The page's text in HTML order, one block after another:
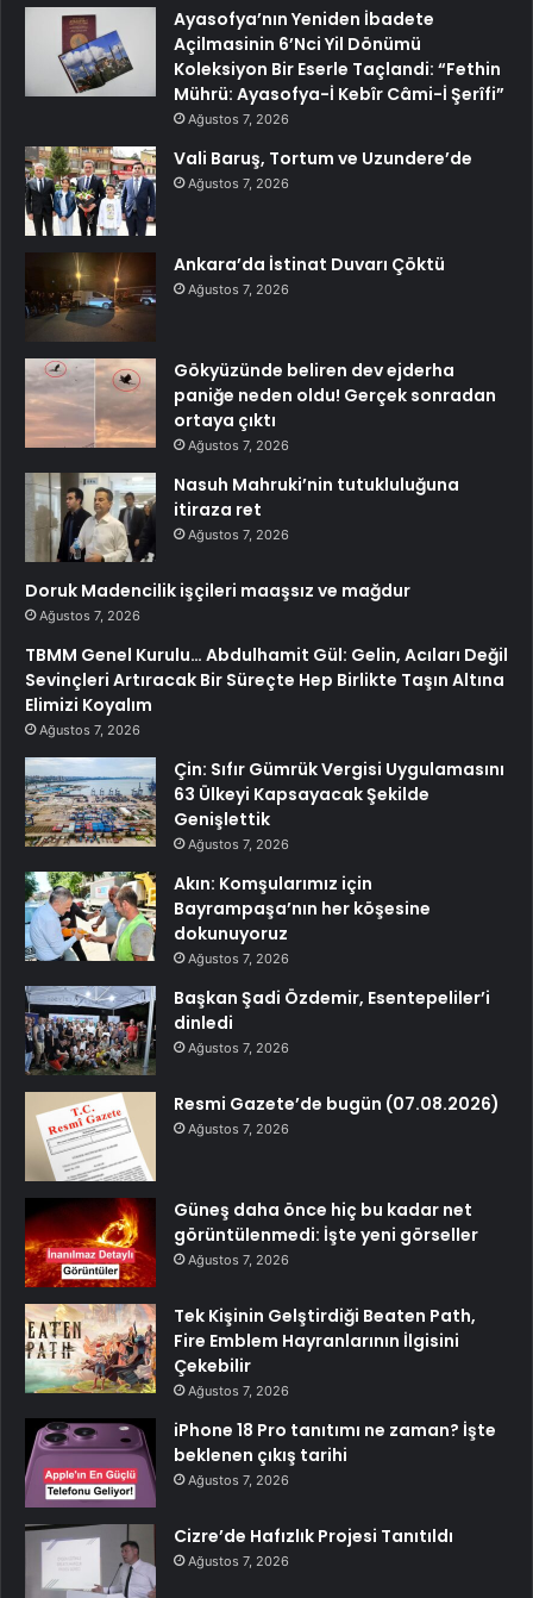
Ayasofya’nın Yeniden İbadete
Açilmasinin 6’Nci Yil Dönümü
Koleksiyon Bir Eserle Taçlandi: “Fethin
Mührü: Ayasofya-İ Kebîr Câmi-İ Şerîfi”
Ağustos 7, 2026
Vali Baruş, Tortum ve Uzundere’de
Ağustos 7, 2026
Ankara’da İstinat Duvarı Çöktü
Ağustos 7, 2026
Gökyüzünde beliren dev ejderha
paniğe neden oldu! Gerçek sonradan
ortaya çıktı
Ağustos 7, 2026
Nasuh Mahruki’nin tutukluluğuna
itiraza ret
Ağustos 7, 2026
Doruk Madencilik işçileri maaşsız ve mağdur
Ağustos 7, 2026
TBMM Genel Kurulu… Abdulhamit Gül: Gelin, Acıları Değil
Sevinçleri Artıracak Bir Süreçte Hep Birlikte Taşın Altına
Elimizi Koyalım
Ağustos 7, 2026
Çin: Sıfır Gümrük Vergisi Uygulamasını
63 Ülkeyi Kapsayacak Şekilde
Genişlettik
Ağustos 7, 2026
Akın: Komşularımız için
Bayrampaşa’nın her köşesine
dokunuyoruz
Ağustos 7, 2026
Başkan Şadi Özdemir, Esentepeliler’i
dinledi
Ağustos 7, 2026
Resmi Gazete’de bugün (07.08.2026)
Ağustos 7, 2026
Güneş daha önce hiç bu kadar net
görüntülenmedi: İşte yeni görseller
Ağustos 7, 2026
Tek Kişinin Gelştirdiği Beaten Path,
Fire Emblem Hayranlarının İlgisini
Çekebilir
Ağustos 7, 2026
iPhone 18 Pro tanıtımı ne zaman? İşte
beklenen çıkış tarihi
Ağustos 7, 2026
Cizre’de Hafızlık Projesi Tanıtıldı
Ağustos 7, 2026